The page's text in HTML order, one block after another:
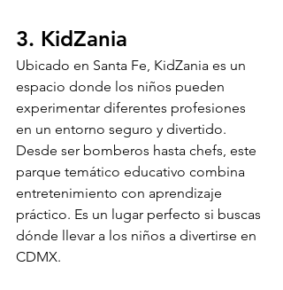
3. KidZania
Ubicado en Santa Fe, KidZania es un
espacio donde los niños pueden
experimentar diferentes profesiones
en un entorno seguro y divertido.
Desde ser bomberos hasta chefs, este
parque temático educativo combina
entretenimiento con aprendizaje
práctico. Es un lugar perfecto si buscas
dónde llevar a los niños a divertirse en
CDMX.